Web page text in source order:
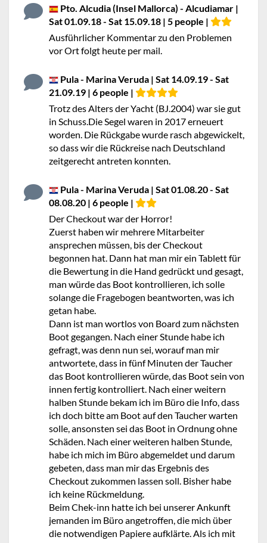
Pto. Alcudia (Insel Mallorca) - Alcudiamar |
Sat 01.09.18 - Sat 15.09.18 | 5 people |
Ausführlicher Kommentar zu den Problemen
vor Ort folgt heute per mail.
Pula - Marina Veruda | Sat 14.09.19 - Sat
21.09.19 | 6 people |
Trotz des Alters der Yacht (BJ.2004) war sie gut
in Schuss.Die Segel waren in 2017 erneuert
worden. Die Rückgabe wurde rasch abgewickelt,
so dass wir die Rückreise nach Deutschland
zeitgerecht antreten konnten.
Pula - Marina Veruda | Sat 01.08.20 - Sat
08.08.20 | 6 people |
Der Checkout war der Horror!
Zuerst haben wir mehrere Mitarbeiter
ansprechen müssen, bis der Checkout
begonnen hat. Dann hat man mir ein Tablett für
die Bewertung in die Hand gedrückt und gesagt,
man würde das Boot kontrollieren, ich solle
solange die Fragebogen beantworten, was ich
getan habe.
Dann ist man wortlos von Board zum nächsten
Boot gegangen. Nach einer Stunde habe ich
gefragt, was denn nun sei, worauf man mir
antwortete, dass in fünf Minuten der Taucher
das Boot kontrollieren würde, das Boot sein von
innen fertig kontrolliert. Nach einer weitern
halben Stunde bekam ich im Büro die Info, dass
ich doch bitte am Boot auf den Taucher warten
solle, ansonsten sei das Boot in Ordnung ohne
Schäden. Nach einer weiteren halben Stunde,
habe ich mich im Büro abgemeldet und darum
gebeten, dass man mir das Ergebnis des
Checkout zukommen lassen soll. Bisher habe
ich keine Rückmeldung.
Beim Chek-inn hatte ich bei unserer Ankunft
jemanden im Büro angetroffen, die mich über
die notwendigen Papiere aufklärte. Als ich mit